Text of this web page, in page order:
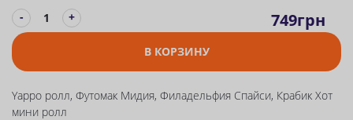
- + 749грн
В КОРЗИНУ
Yappo ролл, Футомак Мидия, Филадельфия Спайси, Крабик Хот
мини ролл